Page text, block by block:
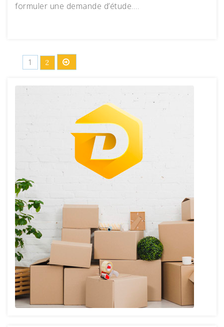
formuler une demande d’étude.…
Pagination
des
publications
1 2